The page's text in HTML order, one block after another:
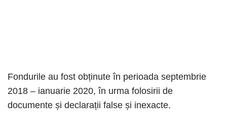
Fondurile au fost obținute în perioada septembrie
2018 – ianuarie 2020, în urma folosirii de
documente și declarații false și inexacte.